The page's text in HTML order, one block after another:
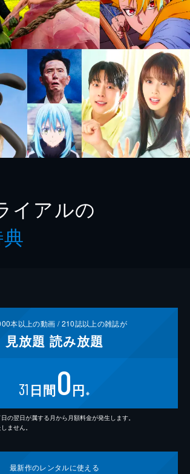
イアルの
本以上の動画 /210誌以上の雑誌が
見放題 読み放題
31 日間0円 ※
の翌日が属する月から月額料金が発生します。
ません。
最新作のレンタルに使える